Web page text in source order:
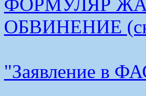
ОБВИНЕНИЕ
"Заявление в